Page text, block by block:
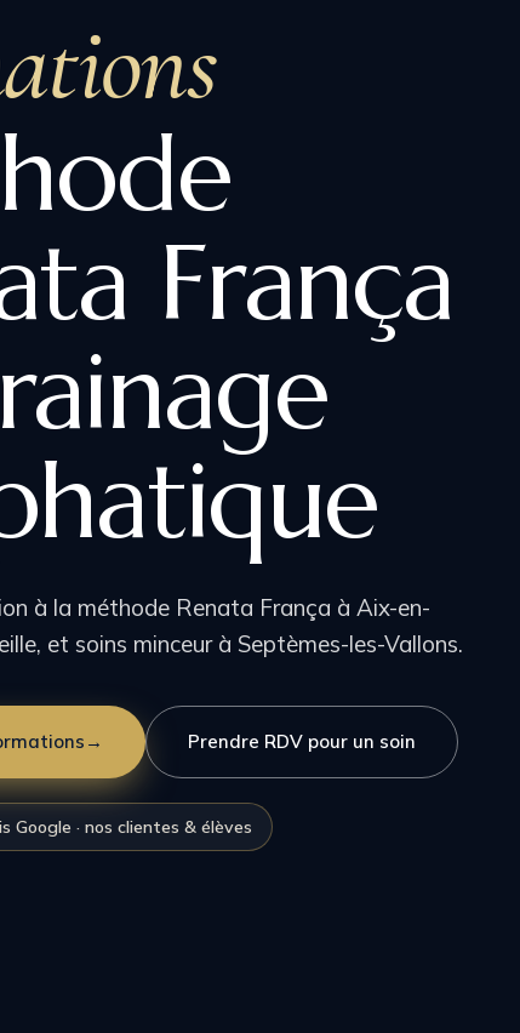
França
à la méthode Renata França à Aix-en-
et soins minceur à Septèmes-les-Vallons.
→ Prendre RDV pour un soin
Google · nos clientes & élèves